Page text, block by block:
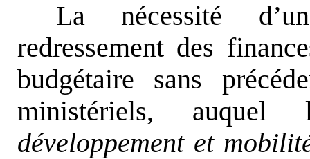
La nécessité
redressement des
budgétaire sans
ministériels,
développement et